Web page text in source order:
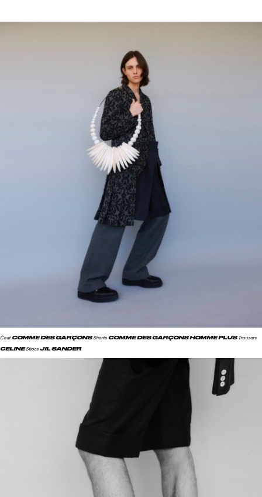
CoatCOMME DES GARÇONSShorts COMME DES GARÇONS HOMME PLUS Trousers
CELINEShoes JIL SANDER